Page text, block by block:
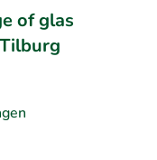
of glas